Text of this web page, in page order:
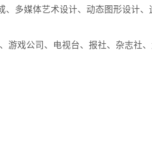
多媒体艺术设计、动态图形设计
游戏公司、电视台、报社、杂志社、